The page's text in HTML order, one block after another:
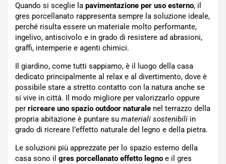
Quando si sceglie la pavimentazione per uso esterno, il
gres porcellanato rappresenta sempre la soluzione ideale,
perché risulta essere un materiale molto performante,
ingelivo, antiscivolo e in grado di resistere ad abrasioni,
graffi, intemperie e agenti chimici.
Il giardino, come tutti sappiamo, è il luogo della casa
dedicato principalmente al relax e al divertimento, dove è
possibile stare a stretto contatto con la natura anche se
si vive in città. Il modo migliore per valorizzarlo oppure
per ricreare uno spazio outdoor naturale nel terrazzo della
propria abitazione è puntare su materiali sostenibili in
grado di ricreare l’effetto naturale del legno e della pietra.
Le soluzioni più apprezzate per lo spazio esterno della
casa sono il gres porcellanato effetto legno e il gres